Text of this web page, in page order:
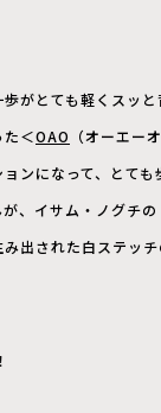
歩がとても軽くスッ
＜OAO （オーエー
ンになって、とても
、イサム・ノグチ
出された白ステッ